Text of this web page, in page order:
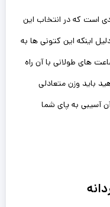
است که در انتخاب این
اینکه این کتونی ها به
های طولانی با آن راه
باید وزن متعادلی
آسیبی به پای شما